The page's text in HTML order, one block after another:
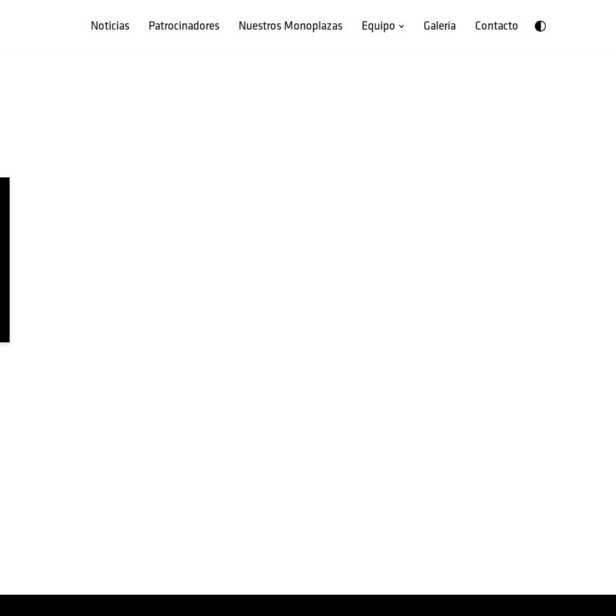
Noticias Patrocinadores Nuestros Monoplazas Equipo Galería Contacto